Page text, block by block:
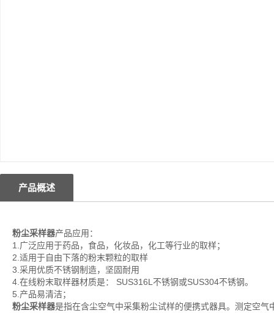
产品概述
粉尘采样器产品应用：
1.广泛应用于药品，食品，化妆品，化工等行业的取样；
2.适用于自由下落的粉末颗粒的取样
3.采用优质不锈钢制造，坚固耐用
4.在线粉末取样器材质是： SUS316L不锈钢或SUS304不锈钢。
5.产品易清洁；
粉尘采样器是指在含尘空气中采集粉尘试样的便携式器具。测定空